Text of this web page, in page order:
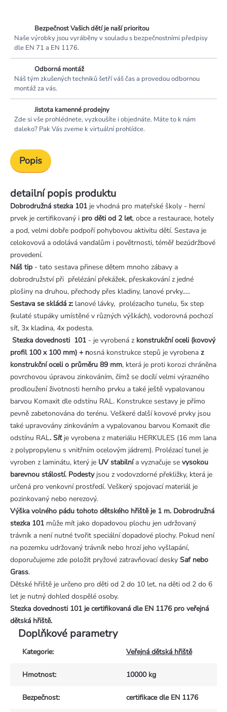
Bezpečnost Vašich dětí je naší prioritou
Naše výrobky jsou vyráběny v souladu s bezpečnostními předpisy
dle EN 71 a EN 1176.
Odborná montáž
Náš tým zkušených techniků šetří váš čas a provedou odbornou
montáž za vás.
Jistota kamenné prodejny
Zde si vše prohlédnete, vyzkoušíte i objednáte. Máte to k nám
daleko? Pak Vás zveme k virtuální prohlídce.
Popis
detailní popis produktu
Dobrodružná stezka 101 je vhodná pro mateřské školy - herní
prvek je certifikovaný i pro děti od 2 let, obce a restaurace, hotely
a pod, velmi dobře podpoří pohybovou aktivitu dětí. Sestava je
celokovová a odolává vandalům i povětrnosti, téměř bezúdržbové
provedení.
Náš tip - tato sestava přinese dětem mnoho zábavy a
dobrodružství při přelézání překážek, přeskakování z jedné
plošiny na druhou, přechody přes kladiny, lanové prvky.....
Sestava se skládá z: lanové lávky, prolézacího tunelu, 5x step
(kulaté stupáky umístěné v různých výškách), vodorovná pochozí
síť, 3x kladina, 4x podesta.
Stezka dovednosti 101 - je vyrobená z konstrukční oceli (kovový
profil 100 x 100 mm) + nosná konstrukce stepů je vyrobena z
konstrukční oceli o průměru 89 mm, která je proti korozi chráněna
povrchovou úpravou zinkováním, čímž se docílí velmi výrazného
prodloužení životnosti herního prvku a také ještě vypalovanou
barvou Komaxit dle odstínu RAL. Konstrukce sestavy je přímo
pevně zabetonována do terénu. Veškeré další kovové prvky jsou
také upravovány zinkováním a vypalovanou barvou Komaxit dle
odstínu RAL. Síťje vyrobena z materiálu HERKULES (16 mm lana
z polypropylenu s vnitřním ocelovým jádrem). Prolézací tunel je
vyroben z laminátu, který je UV stabilnía vyznačuje se vysokou
barevnou stálostí. Podesty jsou z vodovzdorné překližky, která je
určená pro venkovní prostředí. Veškerý spojovací materiál je
pozinkovaný nebo nerezový.
Výška volného pádu tohoto dětského hřiště je 1 m. Dobrodružná
stezka 101 může mít jako dopadovou plochu jen udržovaný
trávník a není nutné tvořit speciální dopadové plochy. Pokud není
na pozemku udržovaný trávník nebo hrozí jeho vyšlapání,
doporučujeme zde položit pryžové zatravňovací desky Saf nebo
Grass.
Dětské hřiště je určeno pro děti od 2 do 10 let, na děti od 2 do 6
let je nutný dohled dospělé osoby.
Stezka dovednosti 101 je certifikovaná dle EN 1176 pro veřejná
dětská hřiště.
Doplňkové parametry
Kategorie: Veřejná dětská hřiště
Hmotnost: 10000 kg
Bezpečnost: certifikace dle EN 1176